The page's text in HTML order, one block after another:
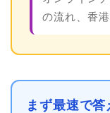
の流れ、香
まず最速で答